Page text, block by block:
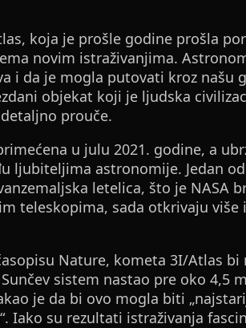
koja je prošle godine prošla
novim istraživanjima.
i da je mogla putovati kroz našu
objekat koji je ljudska
prouče.
u julu 2021. godine, a
ljubiteljima astronomije. Jedan
letelica, što je NASA
teleskopima, sada otkrivaju
Nature, kometa 3I/Atlas
sistem nastao pre oko 4,5
je da bi ovo mogla biti
Iako su rezultati istraživanja